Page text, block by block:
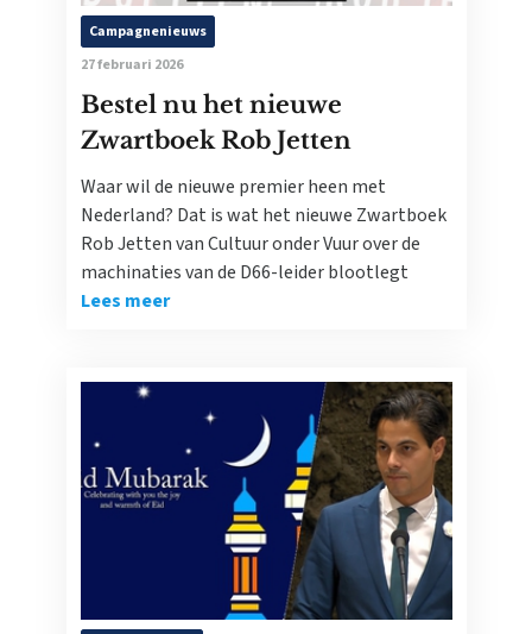
Campagnenieuws
27 februari 2026
Bestel nu het nieuwe
Zwartboek Rob Jetten
Waar wil de nieuwe premier heen met
Nederland? Dat is wat het nieuwe Zwartboek
Rob Jetten van Cultuur onder Vuur over de
machinaties van de D66-leider blootlegt
Lees meer